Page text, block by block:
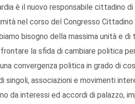
è il nuovo responsabile cittadino
nel corso del Congresso
bisogno della massima unità e
la sfida di cambiare politica
convergenza politica in grado di
singoli, associazioni e movimenti
da interessi ed accordi di palazzo,